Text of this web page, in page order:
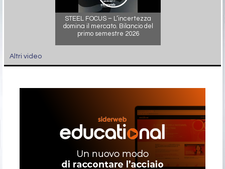
STEEL FOCUS – L’incertezza
domina il mercato. Bilancio del
primo semestre 2026
Altri video